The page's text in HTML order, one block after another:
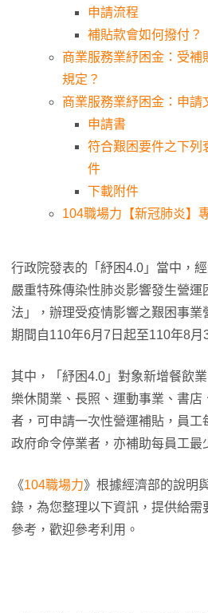
申請流程
補貼款會如何撥付？
商業服務業紓困金：受補
規定？
商業服務業紓困金：申請
申請書
符合艱困要件之下列
件
下載附件
104職場力【新冠肺炎】
行政院發表的「紓困4.0」當中，
嚴重特殊傳染性肺炎影響發生營
法」，辦理受疫情影響之艱困事業
期間自110年6月7日起至110年8月
其中，「紓困4.0」對象新增餐飲
樂休閒業、長照、運動事業、書店
者，可申請一次性營運補貼，員工
政府命令停業者，亦補助每員工最
《104職場力》根據經濟部的說明
錄，為您整理以下資訊，提供給需
參考，歡迎參考利用。